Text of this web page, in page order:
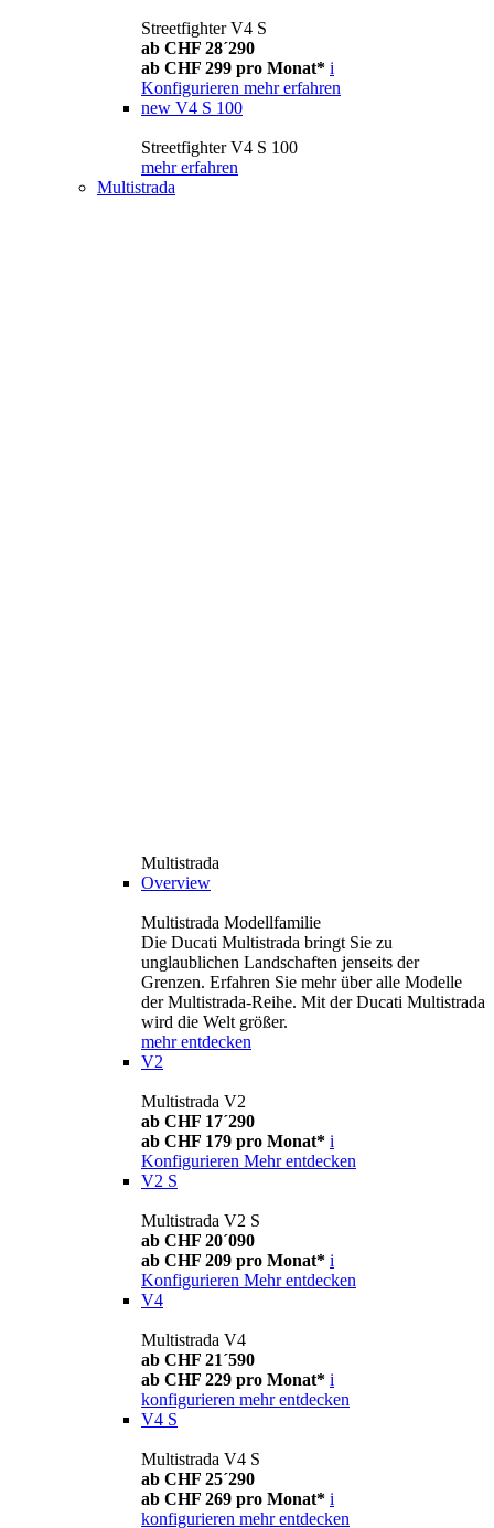
Streetfighter V4 S
ab CHF 28´290
ab CHF 299 pro Monat* i
Konfigurieren mehr erfahren
new V4 S 100
Streetfighter V4 S 100
mehr erfahren
Multistrada
Multistrada
Overview
Multistrada Modellfamilie
Die Ducati Multistrada bringt Sie zu
unglaublichen Landschaften jenseits der
Grenzen. Erfahren Sie mehr über alle Modelle
der Multistrada-Reihe. Mit der Ducati Multistrada
wird die Welt größer.
mehr entdecken
V2
Multistrada V2
ab CHF 17´290
ab CHF 179 pro Monat* i
Konfigurieren Mehr entdecken
V2 S
Multistrada V2 S
ab CHF 20´090
ab CHF 209 pro Monat* i
Konfigurieren Mehr entdecken
V4
Multistrada V4
ab CHF 21´590
ab CHF 229 pro Monat* i
konfigurieren mehr entdecken
V4 S
Multistrada V4 S
ab CHF 25´290
ab CHF 269 pro Monat* i
konfigurieren mehr entdecken